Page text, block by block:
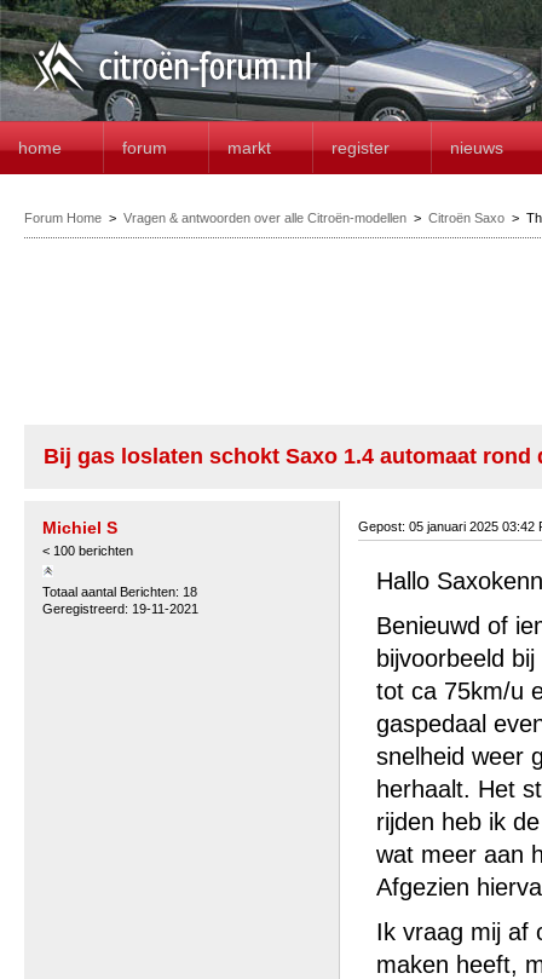
home forum markt register nieuws
Forum Home > Vragen & antwoorden over alle Citroën-modellen > Citroën Saxo >
Bij gas loslaten schokt Saxo 1.4 automaat rond
Michiel S
< 100 berichten
Totaal aantal Berichten: 18
Geregistreerd: 19-11-2021
Gepost: 05 januari 2025 03:42
Hallo
Benieuwd of
bijvoorbeeld
tot ca 75km/u
gaspedaal
snelheid weer
herhaalt. Het
rijden heb ik
wat meer aan
Afgezien
Ik vraag mij af
maken heeft,